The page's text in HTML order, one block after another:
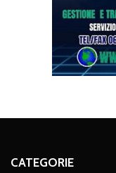
CATEGORIE